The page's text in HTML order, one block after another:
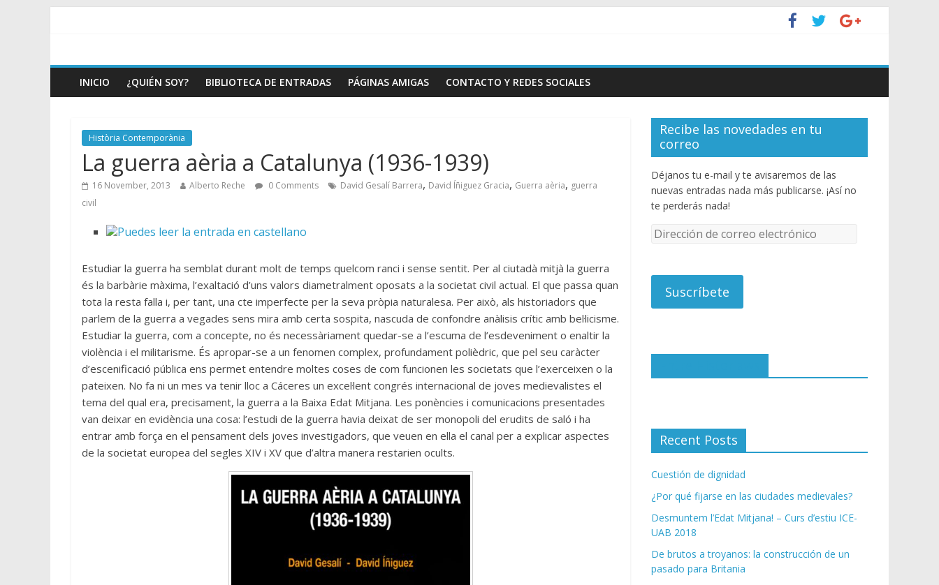
INICIO ¿QUIÉN SOY? BIBLIOTECA DE ENTRADAS PÁGINAS AMIGAS CONTACTO Y REDES SOCIALES
Història Contemporània
La guerra aèria a Catalunya (1936-1939)
16 November, 2013 Alberto Reche 0 Comments David Gesalí Barrera, David Íñiguez Gracia, Guerra aèria, guerra
civil
Estudiar la guerra ha semblat durant molt de temps quelcom ranci i sense sentit. Per al ciutadà mitjà la guerra
és la barbàrie màxima, l’exaltació d’uns valors diametralment oposats a la societat civil actual. El que passa quan
tota la resta falla i, per tant, una cte imperfecte per la seva pròpia naturalesa. Per això, als historiadors que
parlem de la guerra a vegades sens mira amb certa sospita, nascuda de confondre anàlisis crític amb bel·licisme.
Estudiar la guerra, com a concepte, no és necessàriament quedar-se a l’escuma de l’esdeveniment o enaltir la
violència i el militarisme. És apropar-se a un fenomen complex, profundament polièdric, que pel seu caràcter
d’escenificació pública ens permet entendre moltes coses de com funcionen les societats que l’exerceixen o la
pateixen. No fa ni un mes va tenir lloc a Cáceres un excel·lent congrés internacional de joves medievalistes el
tema del qual era, precisament, la guerra a la Baixa Edat Mitjana. Les ponències i comunicacions presentades
van deixar en evidència una cosa: l’estudi de la guerra havia deixat de ser monopoli del erudits de saló i ha
entrar amb força en el pensament dels joves investigadors, que veuen en ella el canal per a explicar aspectes
de la societat europea del segles XIV i XV que d’altra manera restarien ocults.
Recibe las novedades en tu
correo
Déjanos tu e-mail y te avisaremos de las
nuevas entradas nada más publicarse. ¡Así no
te perderás nada!
D
e
c
n
r
o
e
e
c
t
r
Recent Posts
Cuestión de dignidad
¿Por qué fijarse en las ciudades medievales?
Desmuntem l’Edat Mitjana! – Curs d’estiu ICE-
UAB 2018
De brutos a troyanos: la construcción de un
pasado para Britania